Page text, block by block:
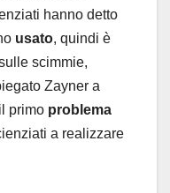
hanno detto
usato, quindi è
scimmie,
Zayner a
primo problema
a realizzare